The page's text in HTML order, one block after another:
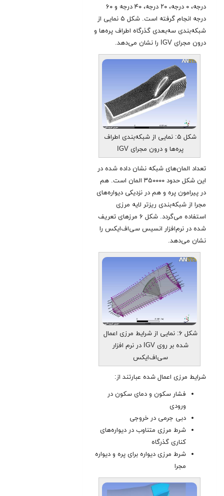
درجه، ۰ درجه، ۲۰ درجه، ۴۰ درجه و ۶۰
درجه انجام گرفته است. شکل ۵ نمایی از
شبکه‌بندی سه‌بعدی گذرگاه اطراف پره‌ها و
درون مجرای IGV را نشان می‌دهد.
شکل ۵: نمایی از شبکه‌بندی اطراف
پره‌ها و درون مجرای IGV
تعداد المان‌های شبکه نشان داده شده در
این شکل حدود ۳۵۰۰۰۰ المان است. هم
در پیرامون پره و هم در نزدیکی دیواره‌های
مجرا از شبکه‌بندی ریزتر لایه مرزی
استفاده می‌گردد.
شکل ۶ مرزهای تعریف
شده در نرم‌افزار انسیس سی‌اف‌ایکس را
نشان می‌دهد.
شکل ۶: نمایی از شرایط مرزی اعمال
شده بر روی IGV در نرم افزار
سی‌اف‌ایکس
شرایط مرزی اعمال شده عبارتند از:
فشار سکون و دمای سکون در
ورودی
دبی جرمی در خروجی
شرط مرزی متناوب در دیواره‌های
کناری گذرگاه
شرط مرزی دیواره برای پره و دیواره‌
مجرا